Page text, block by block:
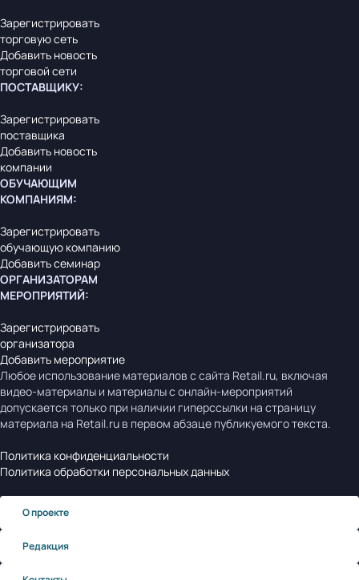
Зарегистрировать
торговую сеть
Добавить новость
торговой сети
ПОСТАВЩИКУ:
Зарегистрировать
поставщика
Добавить новость
компании
ОБУЧАЮЩИМ
КОМПАНИЯМ:
Зарегистрировать
обучающую компанию
Добавить семинар
ОРГАНИЗАТОРАМ
МЕРОПРИЯТИЙ:
Зарегистрировать
организатора
Добавить мероприятие
Любое использование материалов с сайта Retail.ru, включая
видео-материалы и материалы с онлайн-мероприятий
допускается только при наличии гиперссылки на страницу
материала на Retail.ru в первом абзаце публикуемого текста.
Политика конфиденциальности
Политика обработки персональных данных
О проекте
Редакция